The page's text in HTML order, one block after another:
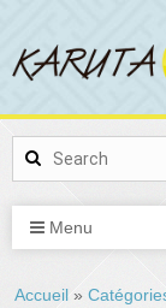
Menu
Accueil »